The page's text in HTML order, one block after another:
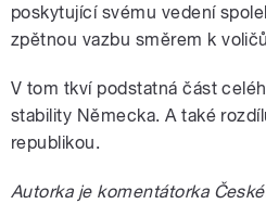
poskytující svému vedení
zpětnou vazbu směrem k
V tom tkví podstatná část
stability Německa. A také
republikou.
Autorka je komentátorka